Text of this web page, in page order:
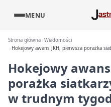
MENU
Strona główna Wiadomości
Hokejowy awans JKH, pierwsza porażka
Hokejowy
porażka
w trudnym